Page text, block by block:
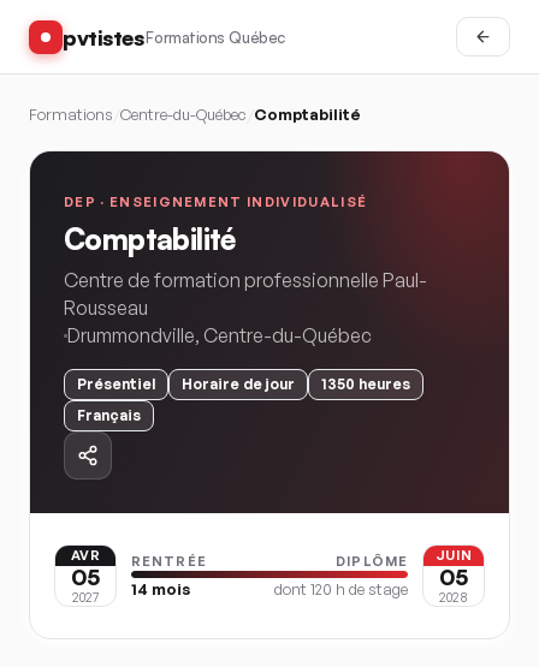
pvtistesFormations Québec
Formations Centre-du-Québec Comptabilité
DEP · ENSEIGNEMENT INDIVIDUALISÉ
Comptabilité
Centre de formation professionnelle Paul-
Rousseau
Drummondville, Centre-du-Québec
Présentiel Horaire de jour 1350 heures
Français
AVR
05
2027
RENTRÉE DIPLÔME
14 mois dont 120 h de stage
JUIN
05
2028